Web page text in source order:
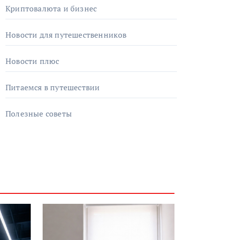
Криптовалюта и бизнес
Новости для путешественников
Новости плюс
Питаемся в путешествии
Полезные советы